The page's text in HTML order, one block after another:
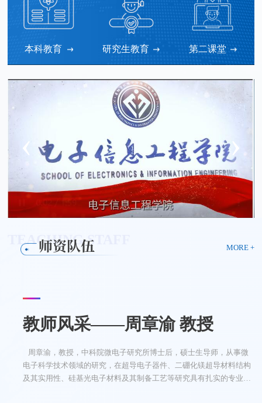
本科教育 研究生教育 第二课堂
TEACHING STAFF
师资队伍 MORE +
教师风采——彭晓珊 教授
部“西部之光”访问学者前往北京航空航天大学访学，2016年前往美国
蒙大拿州立大学进行ISEC教学管理学习，贵州省高层次创新型人才、
教师风采——田洪兴 博士 实验
田洪兴，男，土家族，1988年出生，博士研究生，实验师，硕士生导
师。九三学社社员，九三学社贵阳学院支社副主任委员，主要研究方
教师风采——周章渝 教授
​ 周章渝，教授，中科院微电子研究所博士后，硕士生导师，从事微
电子科学技术领域的研究，在超导电子器件、二硼化镁超导材料结构
及其实用性、硅基光电子材料及其制备工艺等研究具有扎实的专业理
教师风采——周镱 博士
周镱,男，汉族，1988年出生，工学博士，2014年8月进入贵阳学院
电子信息工程学院从事教学与科研工作，2021年6月于电子科技大学
获得仪器科学与技术专业博士学位。研究方向：高速数字采集系统，
教师风采——于海涛 博士（挂
​男，汉族，中共党员，博士生导师。从事脑机接口、类脑计算与智能
控制研究，以第一作者或通讯作者发表SCI期刊论文80余篇，授权发
教师风采——张成红 博士
张成红，1981年出生，重庆长寿人，工学博士。2020年6月获得同济
大学控制科学与工程专业博士学位，2007年、2005年分别获得飞行器
设计专业硕士学位和计算机科学与技术专业学士学位，其中2018年12
教师风采——​李毅
李毅，讲师，中共党员。贵州大学软件工程硕士。研究方向：计算机
软件与理论。承担课程：计算机网络、大学生职业发展等
教师风采——徐永驰 博士
徐永驰，男，汉族，中共党员，贵州毕节人。2019年，北京大学通信
与信息系统专业毕业，获得工学博士学位；副教授；硕士生导师；目
前在电子信息工程学院从事教学与科研工作。承担课程：通信工程专
教师风采——宁江华
宁江华，讲师，中共党员。贵州大学微电子学与固体电子学专业硕士
毕业。研究方向：集成电路；承担课程：电路分析基础、模拟电子技
术基础、数字电子技术基础、高频电子线路等
教师风采——张进 博士
​ 张进，湖南大学计算机应用技术专业，工学博士，副教授，硕士研
究生导师。2015.05-至今，贵阳学院电子信息工程学院。贵州省重点
学科“信息与通信工程”骨干成员。入选贵州省高层次创新型人才“千层
教师风采——​戴鑫
男，汉族，中共党员，通信工程专业硕士研究生。主持并参与多项省
级校级项目。申请三项实用新型专利，发表学术论文多篇。从事智能
视觉与无线局域网通信等领域的研究，常年担任通信工程专业核心课
教师风采——​黄愐
黄愐，硕士，讲师，贵阳学院电子信息工程学院通信工程专业教师。
法国鲁昂高等工程师学院通信工程专业硕士研究生毕业，法国克莱蒙
高等商学院商业硕士，菲律宾科技大学信息技术及人工智能专业博士
教师风采——张文聪 博士
张文聪，中法双学位博士，副教授，硕士生导师 法国2020年度优秀
毕业博士。 籍贯：云南省泸西县 生日：1989年12月 专业：电磁场
与微波技术 Email: zhangwencong89@126.com研究方向：1、微波
教师风采——代天军 博士
代天军，男，工学博士，副教授/硕士生导师，于2019年6月在电子
科技大学、电子薄膜与集成器件国家重点实验室获得博士学位，专业
为微电子学与固体电子学；2011年6月-2013年6月之间曾在清华大学
教师风采——​张合梅
张合梅，哲学硕士，中级职称，承担《心理健康》、《大学生职业发
展》等课程，指导学生参加比赛获省级奖项8项
教师风采——​兰俊雄
男，苗族，中共党员。现为电子信息工程学院实验师，兼任教学秘书
工作
教师风采——李颖聃 博士
李颖聃，副教授，硕士生导师，工学博士。于2021年6月在天津大
学获得微电子学与固体电子学专业博士学位，现就职于贵阳学院电子
信息工程学院从事教学与科研工作，主要研究方向为面向医疗与健康
教师风采——​徐玉珠
徐玉珠，女，汉族，中共党员。2016年毕业于贵州大学通信与信息系
统专业，获硕士学位；2022年取得中级职称
教师风采——古训 博士
古训，男，汉族，1988年出生。天津大学自动化学院-学士，天津大
学电气与自动化工程学院工学硕士，天津大学电气与自动化工程学院
博士研究生。目前在电子信息工程学院从事教学与科研工作，硕士研
教师风采——张涛 教授
张涛，教授，武汉大学通信工程专业毕业。于2000年9月进入贵阳学
院（原贵阳师范高等专科学校）工作至今，一直担任一线专任教师，
长期从事电子信息类专业课程的教学工作。先后讲授过模拟电子技
教师风采——石建平博士
石建平,男，工学博士，副教授。目前在电子信息工程学院从事教学
与科研工作。教学方面，承担单片机原理及其应用、EDA技术，自动
控制原理、数字电子技术基础、计算机组成原理、电子设计软件等课
教师风采——沈承舒 博士 高级
沈承舒,男，汉族，1986年出生，菲律宾科技大学信息技术专业博士，
目前在学院从事教学、科研和党建工作。学院专职组织员、学生支部
教师风采——朱林 教授
朱林，男，汉族，1980年出生，教授，硕士生导师，工学博士。目前
在电子信息工程学院从事信号技术及数据处理方向的教学与科研工
作。承担课程：操作系统，智能手机应用开发。湖北师范大学研究生
教师风采——孟庆龙 教授
​ 孟庆龙，男，汉族，1989年生，中共党员，博士（后），教授，硕
士生导师，2017年毕业于四川大学，获工学博士学位，贵州省高层次
创新型人才（千层次），贵阳市高层次创新型青年科技人才，贵阳学
教师风采——张艳 教授
​ 张艳,博士，博士后，三级教授，从事光电信息检测、生物信息无损
检测及大数据人工智能分析等研究工作。近年来，主持省部级以上科
研项目6项（其中，国家自然科学基金3项、省教育厅工程研究中心1
教师风采——郭凯鑫 博士
郭凯鑫，男，汉族，甘肃天水人，物理电子学博士，副教授/硕士生导
师。现就职于电子信息工程学院从事教学科研工作，承担本科/研究生
《通信原理》、《半导体物理与器件》、《固体物理学》、《概率论
教师风采——孙健 副教授
男，汉族，中共党员。贵州大学电子与通信工程专业，获得工学硕士
学位，博士在读，副教授；目前承担微机原理与接口技术、EDA与
VHDL、电子测量与传感器技术等专业课程。已完成多项省市级科研
教师风采——杨兰天 副教授
杨兰天，男，汉族，致公党党员，副教授。贵州大学电子与通信专
业，工程硕士。于2002年8月进入贵阳学院工作至今，担任一线专任
教师，从事电子信息类专业课程的教学工作。先后讲授过计算机基
教师风采——张子砚 副教授
​张子砚，副教授，硕士，毕业于贵州大学微电子学与固体电子学专
业，于2006年到贵阳学院工作至今，主要从事电子技术的研究和教学
工作。讲授《电路分析基础》、《模拟电子线路》《高频电子线路》
教师风采——刁丽华
刁丽华，女，汉族，中共党员，美国北亚利桑那大学电子工程专业，
获理学硕士学位，讲师。承担移动应用开发，大学计算机基础等课程
的教学任务，发表多篇学术论文
教师风采——龚乾春 高级实验
​龚乾春，2003年-至今 贵阳学院，副教授 毕业院校：重庆大学 专
业：软工工程 在校期间一直从事程序设计类课程教学工作 完成《数
教师风采——陈冬云 副教授
陈冬云，副教授，硕士，毕业于中科院光电技术研究所信号与信息处
理专业，于2012年9月进入贵阳学院工作至今，主要承担电子类专业
课程讲授及指导学生竞赛等工作。2010年至2012年就业于MPS电源芯
教师风采——吴丹 副教授
吴丹，女，汉族，中共党员，副教授。电子科技大学信号与信息处理
专业，工学硕士。于2013年9月进入贵阳学院工作至今，担任一线专
任教师，从事电子信息类专业课程的教学工作。先后讲授过语音与图
教师风采——周鸿武 副教授
​ 周鸿武，男，汉族，中共党员，副教授。2009年毕业于贵州大学，
获电子与通信工程专业硕士学位。主要承担课程有：通信原理、电子
测量与传感器技术等，从事通信工程、传感器测量研究。发表论文5
教师风采——欧萍 副教授
​欧萍，副教授，西南大学计算机科学教育专业毕业。于2000年7月进
入贵阳学院（原贵阳师范高等专科学校）工作至今，一直担任教师工
作，长期从事计算机类专业基础课程的教学工作。先后讲授过操作系
教师风采——梁远远 （未评
男，汉族，中共党员，贵州遵义人。2024年，国防科技大学信息与通
信工程专业毕业，获得工学博士学位；目前在电子信息工程学院从事
教师风采——​董瑞煊
男，汉族。2008年毕业于贵州师范大学，获哲学硕士学位